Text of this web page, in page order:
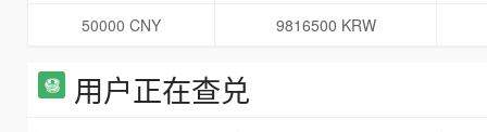
50000 CNY
9816500 KRW
用户正在查兑